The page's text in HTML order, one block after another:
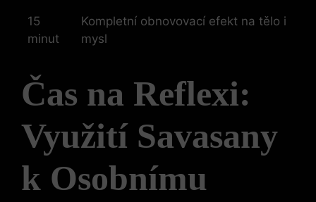
15
minut
Kompletní obnovovací efekt na tělo i
mysl
Čas na Reflexi:
Využití Savasany
k Osobnímu